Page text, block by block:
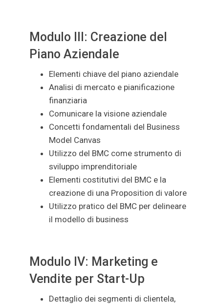
Modulo III: Creazione del
Piano Aziendale
Elementi chiave del piano aziendale
Analisi di mercato e pianificazione
finanziaria
Comunicare la visione aziendale
Concetti fondamentali del Business
Model Canvas
Utilizzo del BMC come strumento di
sviluppo imprenditoriale
Elementi costitutivi del BMC e la
creazione di una Proposition di valore
Utilizzo pratico del BMC per delineare
il modello di business
Modulo IV: Marketing e
Vendite per Start-Up
Dettaglio dei segmenti di clientela,